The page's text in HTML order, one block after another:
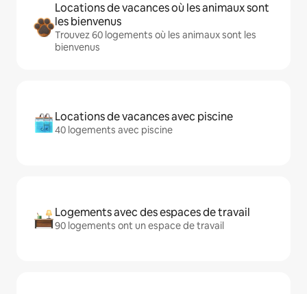
Locations de vacances où les animaux sont
les bienvenus
Trouvez 60 logements où les animaux sont les
bienvenus
Locations de vacances avec piscine
40 logements avec piscine
Logements avec des espaces de travail
90 logements ont un espace de travail